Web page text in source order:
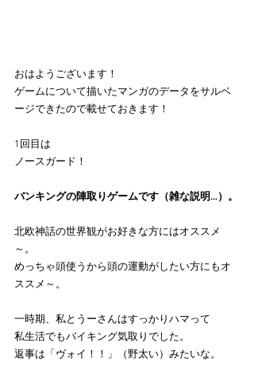
おはようございます！
ゲームについて描いたマンガのデータをサルベ
ージできたので載せておきます！
1回目は
ノースガード！
バンキングの陣取りゲームです（雑な説明…）。
北欧神話の世界観がお好きな方にはオススメ
～。
めっちゃ頭使うから頭の運動がしたい方にもオ
ススメ～。
一時期、私とうーさんはすっかりハマって
私生活でもバイキング気取りでした。
返事は「ヴォイ！！」（野太い）みたいな。